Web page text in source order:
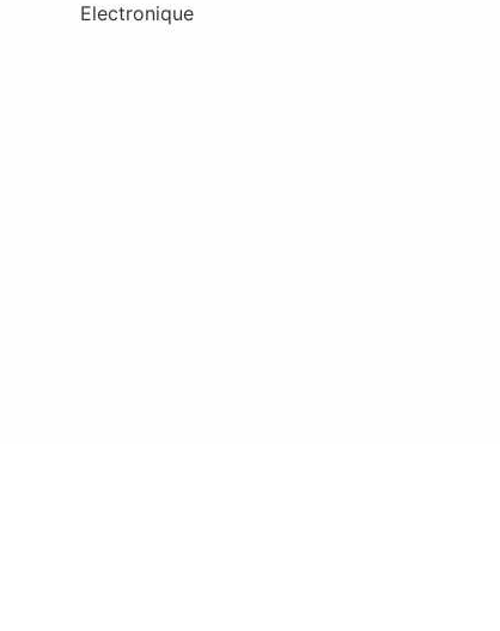
Electronique